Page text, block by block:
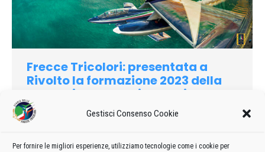
Gestisci Consenso Cookie
Per fornire le migliori esperienze, utilizziamo tecnologie come i cookie per
Frecce Tricolori: presentata a
Rivolto la formazione 2023 della
Pattuglia Acrobatica Nazionale
2023 admin8235 20 Gennaio 2023 Lascia un commento
Tricolori, si è svolta la tradizionale serata di presentazione